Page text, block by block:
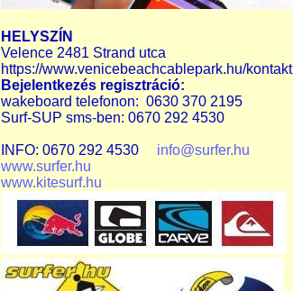
HELYSZÍN
Velence 2481 Strand utca
https://www.venicebeachcablepark.hu/kontakt
Bejelentkezés regisztráció:
wakeboard telefonon: 0630 370 2195
Surf-SUP sms-ben: 0670 292 4530
INFO: 0670 292 4530 info@surfer.hu
www.surfer.hu
www.kitesurf.hu